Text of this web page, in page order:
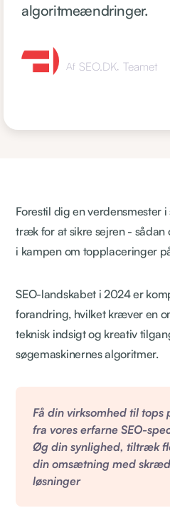
algoritmeændringer.
Af SEO.DK Teamet
Forestil dig en verdensmester
træk for at sikre sejren - sådan
i kampen om topplaceringer
SEO-landskabet i 2024 er
forandring, hvilket kræver en
teknisk indsigt og kreativ
søgemaskinernes algoritmer.
Få din virksomhed til
fra vores erfarne SEO-
Øg din synlighed, tiltræk
din omsætning med
løsninger